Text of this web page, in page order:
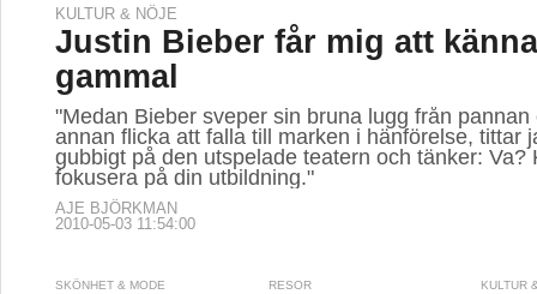
KULTUR & NÖJE
Justin Bieber får mig att
gammal
"Medan Bieber sveper sin bruna lugg från
annan flicka att falla till marken i hänförelse, tittar
gubbigt på den utspelade teatern och tänker: Va?
fokusera på din utbildning."
AJE BJÖRKMAN
2010-05-03 11:54:00
SKÖNHET & MODE RESOR KULTUR